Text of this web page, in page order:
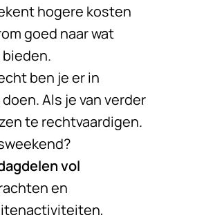
hogere kosten
goed naar wat
ben je er in
Als je van verder
te rechtvaardigen.
vol
en